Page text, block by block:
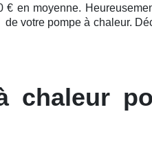
en moyenne.
votre pompe à chaleur.
chaleur